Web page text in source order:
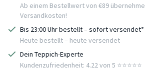
Ab einem Bestellwert von €89
Versandkosten!
Bis 23:00 Uhr bestellt – sofort versendet*
Heute bestellt – heute versendet
Dein Teppich-Experte
Kundenzufriedenheit: 4.22 von 5 ⭐️⭐️⭐️⭐️⭐️